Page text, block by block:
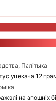
Палітыка
уцекача 12
на апошніх